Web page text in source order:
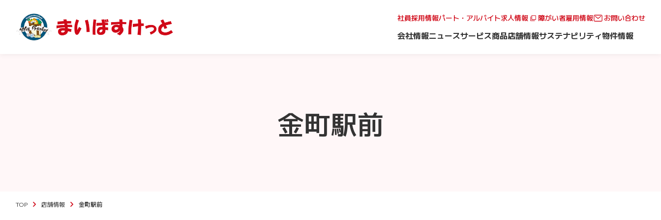
社員採用情報パート・アルバイト求人情報 障がい者雇用情報 お問い合わせ
会社情報ニュースサービス商品店舗情報サステナビリティ物件情報
金町駅前
TOP 店舗情報 金町駅前